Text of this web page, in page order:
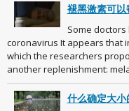
褪黑激素可以
Some
coronavirus It appears that
which the researchers
another replenishment:
什么确定大小